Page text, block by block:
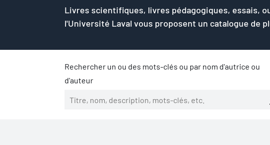
Livres scientifiques, livres pédagogiques, essais,
l'Université Laval vous proposent un catalogue de
Rechercher un ou des mots-clés ou par nom d'autrice ou
d'auteur